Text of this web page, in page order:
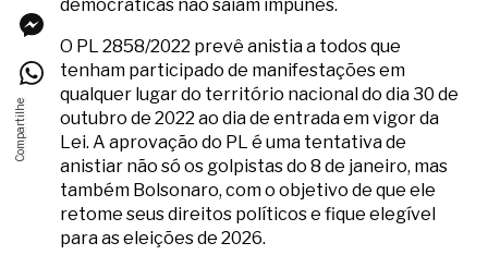
democráticas não saiam impunes.
O PL 2858/2022 prevê anistia a todos que
tenham participado de manifestações em
qualquer lugar do território nacional do dia 30 de
outubro de 2022 ao dia de entrada em vigor da
Lei. A aprovação do PL é uma tentativa de
anistiar não só os golpistas do 8 de janeiro, mas
também Bolsonaro, com o objetivo de que ele
retome seus direitos políticos e fique elegível
para as eleições de 2026.